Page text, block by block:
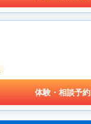
体験・相談予約